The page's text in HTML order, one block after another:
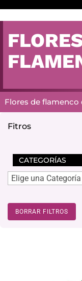
Flores de flamenco
Fitros
CATEGORÍAS
BORRAR FILTROS